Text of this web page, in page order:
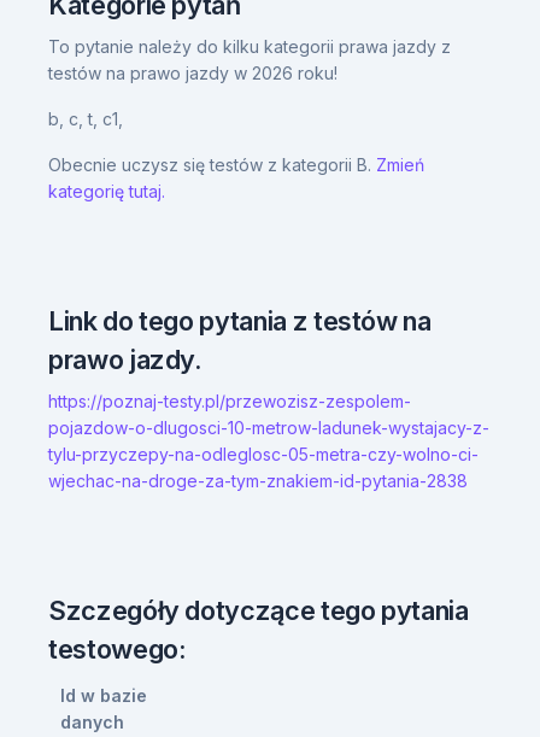
To pytanie należy do kilku kategorii prawa jazdy z
testów na prawo jazdy w 2026 roku!
b, c,t, c1,
Obecnie uczysz się testów z kategorii B. Zmień
kategorię tutaj.
Link do tego pytania z testów na
prawo jazdy.
https://poznaj-testy.pl/przewozisz-zespolem-
pojazdow-o-dlugosci-10-metrow-ladunek-wystajacy-z-
tylu-przyczepy-na-odleglosc-05-metra-czy-wolno-ci-
wjechac-na-droge-za-tym-znakiem-id-pytania-2838
Szczegóły dotyczące tego pytania
testowego:
Id w bazie
danych